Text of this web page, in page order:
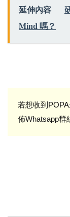
延伸內容
Mind 嗎？
若想收到
佈Whatsapp群